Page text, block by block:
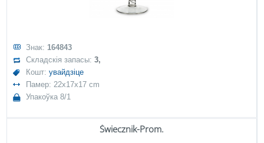
Знак: 164843
Складскія запасы:3,
Кошт:увайдзіце
Памер: 22x17x17 cm
Упакоўка 8/1
Świecznik-Prom.